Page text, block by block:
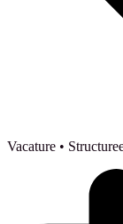
Vacature •